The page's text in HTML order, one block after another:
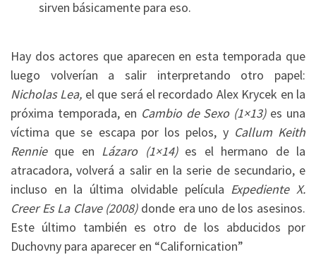
sirven básicamente para eso.
Hay dos actores que aparecen en esta temporada que
luego volverían a salir interpretando otro papel:
Nicholas Lea, el que será el recordado Alex Krycek en la
próxima temporada, en Cambio de Sexo (1×13)es una
víctima que se escapa por los pelos, y Callum Keith
Rennieque en Lázaro (1×14)es el hermano de la
atracadora, volverá a salir en la serie de secundario, e
incluso en la última olvidable película Expediente X.
Creer Es La Clave (2008)donde era uno de los asesinos.
Este último también es otro de los abducidos por
Duchovny para aparecer en “Californication”